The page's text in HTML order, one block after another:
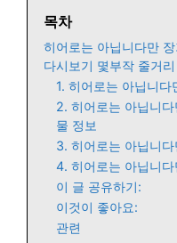
목차
히어로는 아닙니다만
다시보기 몇부작 줄거
1. 히어로는 아닙니다
2. 히어로는 아닙니
물 정보
3. 히어로는 아닙니
4. 히어로는 아닙니
이 글 공유하기:
이것이 좋아요:
관련